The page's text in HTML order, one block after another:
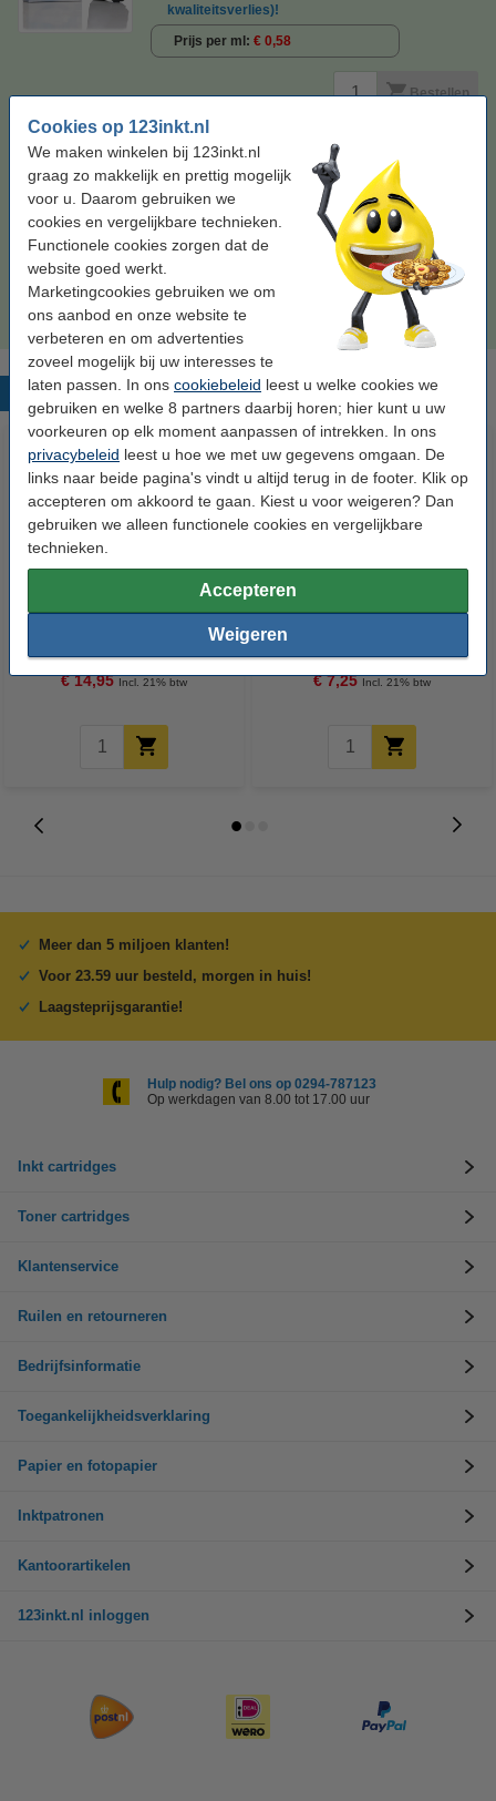
Cookies op 123inkt.nl
We maken winkelen bij 123inkt.nl
graag zo makkelijk en prettig mogelijk
voor u. Daarom gebruiken we
cookies en vergelijkbare technieken.
Functionele cookies zorgen dat de
website goed werkt.
Marketingcookies gebruiken we om
ons aanbod en onze website te
verbeteren en om advertenties
zoveel mogelijk bij uw interesses te
laten passen. In ons cookiebeleid leest u welke cookies we
gebruiken en welke 8 partners daarbij horen; hier kunt u uw
voorkeuren op elk moment aanpassen of intrekken. In ons
privacybeleid leest u hoe we met uw gegevens omgaan. De
links naar beide pagina's vindt u altijd terug in de footer. Klik op
accepteren om akkoord te gaan. Kiest u voor weigeren? Dan
gebruiken we alleen functionele cookies en vergelijkbare
technieken.
Accepteren
Weigeren
kwaliteitsverlies)!
Prijs per ml
€ 0,58
Bestellen
Tip: aanbieding bestellen
Canon BX-2 dubbelpak zwart (123inkt huismerk)
€ 32,50
Tip
Wij adviseren u om deze cartridge i.p.v. de originele cartridge te
Populaire producten
Penlite AA batterij 24 stuks
€ 14,95 Incl. 21% btw
500 vel A4 - 80 grams FSC® Mix
€ 7,25 Incl. 21% btw
Meer dan 5 miljoen klanten!
Voor 23.59 uur besteld, morgen in huis!
Laagsteprijsgarantie!
Hulp nodig? Bel ons op 0294-787123
Op werkdagen van 8.00 tot 17.00 uur
Inkt cartridges
Toner cartridges
Klantenservice
Ruilen en retourneren
Bedrijfsinformatie
Toegankelijkheidsverklaring
Papier en fotopapier
Inktpatronen
Kantoorartikelen
123inkt.nl inloggen